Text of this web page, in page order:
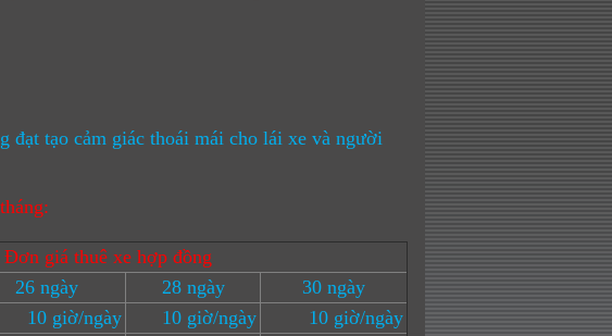
tạo cảm giác thoái mái cho lái xe và người
Đơn giá thuê xe hợp đồng
26 ngày 28 ngày
30 ngày
10 giờ/ngày 10 giờ/ngày
10 giờ/ngày